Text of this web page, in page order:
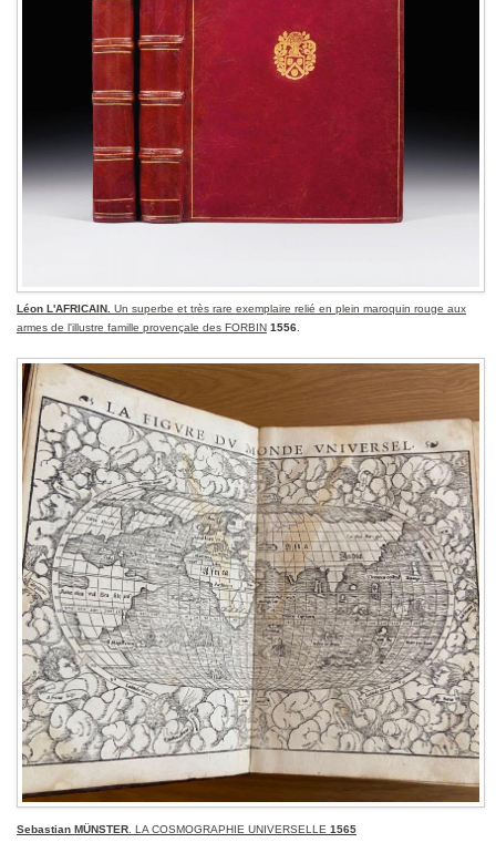
Léon L'AFRICAIN. Un superbe et très rare exemplaire relié en plein maroquin rouge aux
armes de l'illustre famille provençale des FORBIN 1556
Sebastian MÜNSTER . LA COSMOGRAPHIE UNIVERSELLE 1565